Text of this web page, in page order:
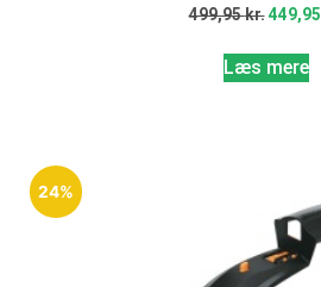
499,95kr. 449,95
Læs mere
24%